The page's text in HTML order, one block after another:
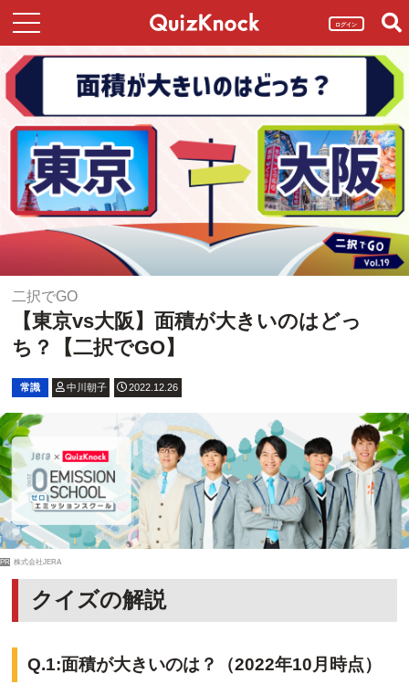
ログイン
二択でGO
【東京vs大阪】面積が大きいのはどっ
ち？【二択でGO】
常識 中川朝子 2022.12.26
PR 株式会社JERA
クイズの解説
Q.1:面積が大きいのは？（2022年10月時点）